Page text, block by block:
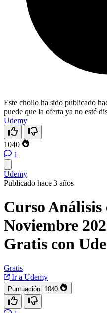
Este chollo ha sido publicado
puede que la oferta ya no esté
Udemy
1040
1
Udemy
Publicado hace 3 años
Curso Análisis
Noviembre
Gratis con
Gratis
Ir a Udemy
Puntuación: 1040